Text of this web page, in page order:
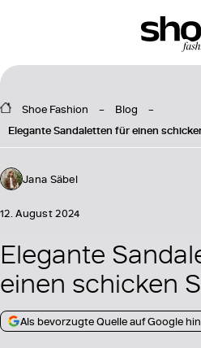
Shoe Fashion
Blog
Elegante Sandaletten für einen
Jana Säbel
12. August 2024
Elegante
einen schicken
Als bevorzugte Quelle auf Google